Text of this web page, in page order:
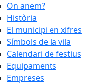
On anem?
Història
El municipi en xifres
Símbols de la vila
Calendari de festius
Equipaments
Empreses